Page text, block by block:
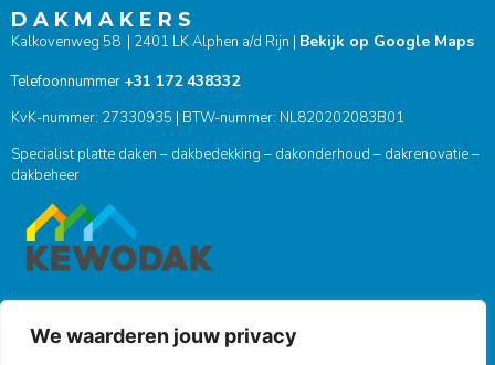
We waarderen jouw privacy
D A K M A K E R S
Kalkovenweg 58 | 2401 LK Alphen a/d Rijn | Bekijk op Google Maps
Telefoonnummer +31 172 438332
KvK-nummer: 27330935 | BTW-nummer: NL820202083B01
Specialist platte daken – dakbedekking – dakonderhoud – dakrenovatie –
dakbeheer
ONZE SOCIALS